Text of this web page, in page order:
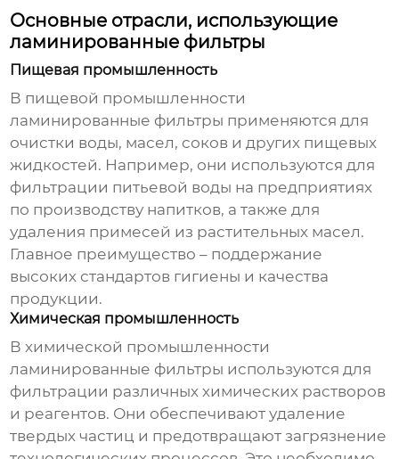
Основные отрасли, использующие
ламинированные фильтры
Пищевая промышленность
В пищевой промышленности
ламинированные фильтры применяются для
очистки воды, масел, соков и других пищевых
жидкостей. Например, они используются для
фильтрации питьевой воды на предприятиях
по производству напитков, а также для
удаления примесей из растительных масел.
Главное преимущество – поддержание
высоких стандартов гигиены и качества
продукции.
Химическая промышленность
В химической промышленности
ламинированные фильтры используются для
фильтрации различных химических растворов
и реагентов. Они обеспечивают удаление
твердых частиц и предотвращают загрязнение